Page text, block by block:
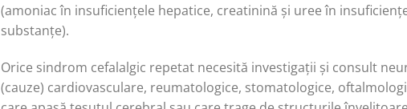
(amoniac în insuficiențele hepatice, creatinină și uree în
substanțe).
Orice sindrom cefalalgic repetat necesită investigații și consult
(cauze) cardiovasculare, reumatologice, stomatologice,